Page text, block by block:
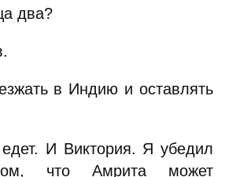
два?
в Индию и оставлять
И Виктория. Я убедил
что Амрита может